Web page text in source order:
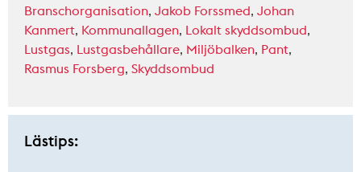
Branschorganisation, Jakob Forssmed, Johan
Kanmert, Kommunallagen, Lokalt skyddsombud,
Lustgas, Lustgasbehållare, Miljöbalken, Pant,
Rasmus Forsberg, Skyddsombud
Lästips: